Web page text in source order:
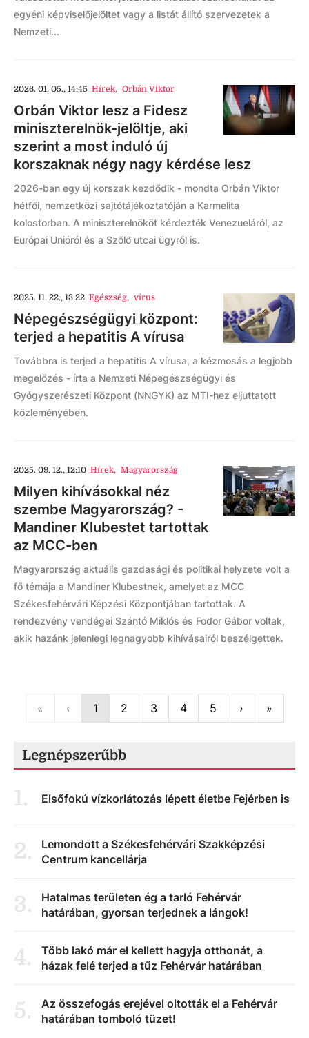
egyéni képviselőjelöltet vagy a listát állító szervezetek a
Nemzeti...
2026. 01. 05., 14:45 Hírek, Orbán Viktor
Orbán Viktor lesz a Fidesz
miniszterelnök-jelöltje, aki
szerint a most induló új
korszaknak négy nagy kérdése lesz
2026-ban egy új korszak kezdődik - mondta Orbán Viktor
hétfői, nemzetközi sajtótájékoztatóján a Karmelita
kolostorban. A miniszterelnököt kérdezték Venezueláról, az
Európai Unióról és a Szőlő utcai ügyről is.
2025. 11. 22., 13:22 Egészség, vírus
Népegészségügyi központ:
terjed a hepatitis A vírusa
Továbbra is terjed a hepatitis A vírusa, a kézmosás a legjobb
megelőzés - írta a Nemzeti Népegészségügyi és
Gyógyszerészeti Központ (NNGYK) az MTI-hez eljuttatott
közleményében.
2025. 09. 12., 12:10 Hírek, Magyarország
Milyen kihívásokkal néz
szembe Magyarország? -
Mandiner Klubestet tartottak
az MCC-ben
Magyarország aktuális gazdasági és politikai helyzete volt a
fő témája a Mandiner Klubestnek, amelyet az MCC
Székesfehérvári Képzési Központjában tartottak. A
rendezvény vendégei Szántó Miklós és Fodor Gábor voltak,
akik hazánk jelenlegi legnagyobb kihívásairól beszélgettek.
« ‹Previous
1 2 3 4 5 ›Next»Last
Legnépszerűbb
1. Elsőfokú vízkorlátozás lépett életbe Fejérben is
2.
Lemondott a Székesfehérvári Szakképzési
Centrum kancellárja
3.
Hatalmas területen ég a tarló Fehérvár
határában, gyorsan terjednek a lángok!
4.
Több lakó már el kellett hagyja otthonát, a
házak felé terjed a tűz Fehérvár határában
5.
Az összefogás erejével oltották el a Fehérvár
határában tomboló tüzet!